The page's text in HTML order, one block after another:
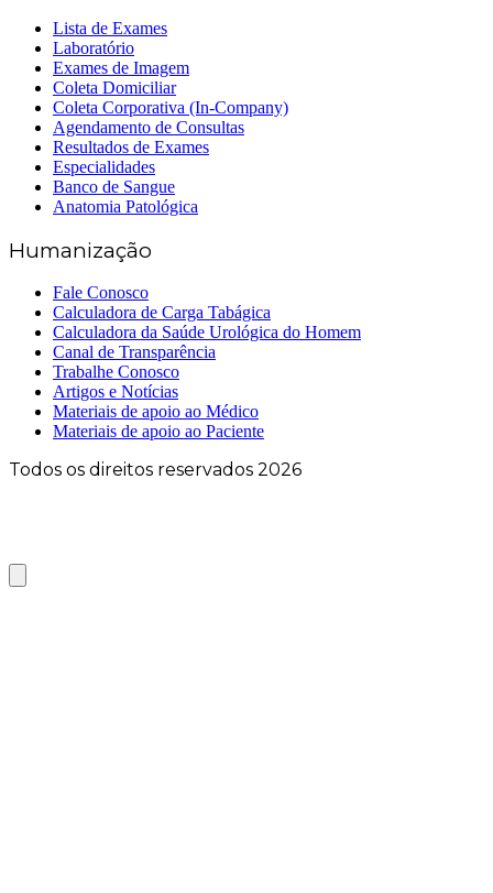
Lista de Exames
Laboratório
Exames de Imagem
Coleta Domiciliar
Coleta Corporativa (In-Company)
Agendamento de Consultas
Resultados de Exames
Especialidades
Banco de Sangue
Anatomia Patológica
Humanização
Fale Conosco
Calculadora de Carga Tabágica
Calculadora da Saúde Urológica do Homem
Canal de Transparência
Trabalhe Conosco
Artigos e Notícias
Materiais de apoio ao Médico
Materiais de apoio ao Paciente
Todos os direitos reservados 2026